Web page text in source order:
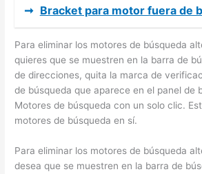
➞ Bracket para motor fuera de
Para eliminar los motores de búsqueda
quieres que se muestren en la barra de
de direcciones, quita la marca de
de búsqueda que aparece en el panel de
Motores de búsqueda con un solo clic.
motores de búsqueda en sí.
Para eliminar los motores de búsqueda
desea que se muestren en la barra de